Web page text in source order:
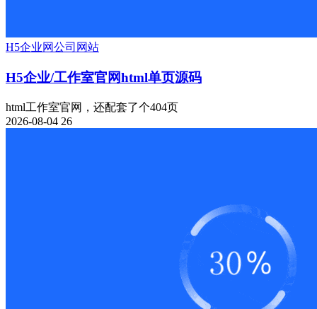
H5企业网公司网站
H5企业/工作室官网html单页源码
html工作室官网，还配套了个404页
2026-08-04 26